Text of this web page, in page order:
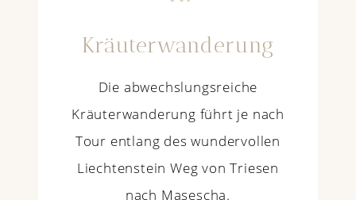
Kräuterwanderung
Die abwechslungsreiche
Kräuterwanderung führt je nach
Tour entlang des wundervollen
Liechtenstein Weg von Triesen
nach Masescha.